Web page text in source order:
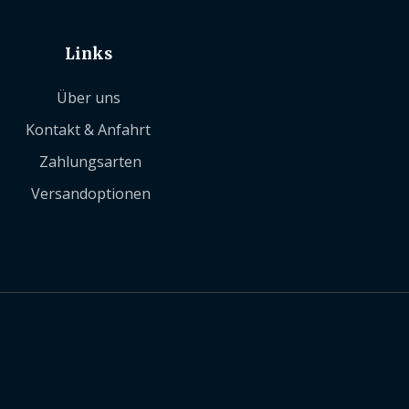
Links
Über uns
Kontakt & Anfahrt
Zahlungsarten
Versandoptionen